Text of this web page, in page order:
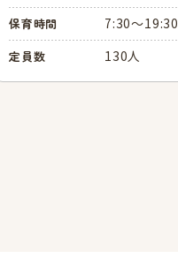
保育時間 7:30～19:30
定員数 130人